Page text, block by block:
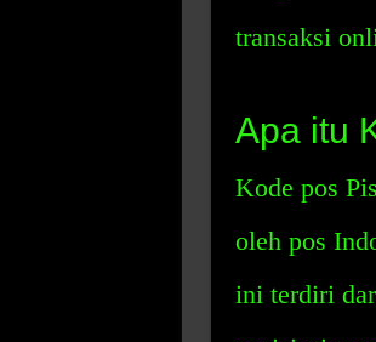
transaksi
Apa itu
Kode pos
oleh pos
ini terdiri